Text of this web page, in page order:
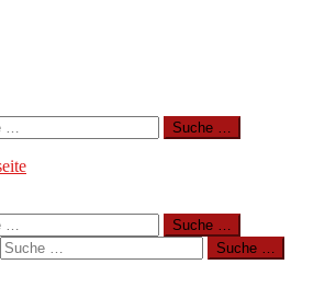
Suche …
Suche …
Suche …